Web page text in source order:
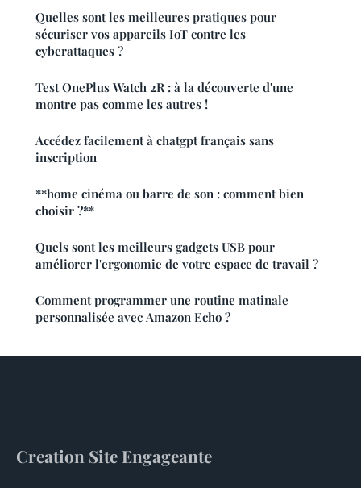
Quelles sont les meilleures pratiques pour
sécuriser vos appareils IoT contre les
cyberattaques ?
Test OnePlus Watch 2R : à la découverte d'une
montre pas comme les autres !
Accédez facilement à chatgpt français sans
inscription
**home cinéma ou barre de son : comment bien
choisir ?**
Quels sont les meilleurs gadgets USB pour
améliorer l'ergonomie de votre espace de travail ?
Comment programmer une routine matinale
personnalisée avec Amazon Echo ?
Creation Site Engageante